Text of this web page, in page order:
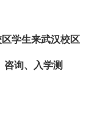
学生来武汉校区
咨询、入学测